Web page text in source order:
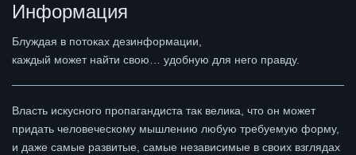
Информация
Блуждая в потоках дезинформации,
каждый может найти свою… удобную для него правду.
Власть искусного пропагандиста так велика, что он может
придать человеческому мышлению любую требуемую форму,
и даже самые развитые, самые независимые в своих взглядах